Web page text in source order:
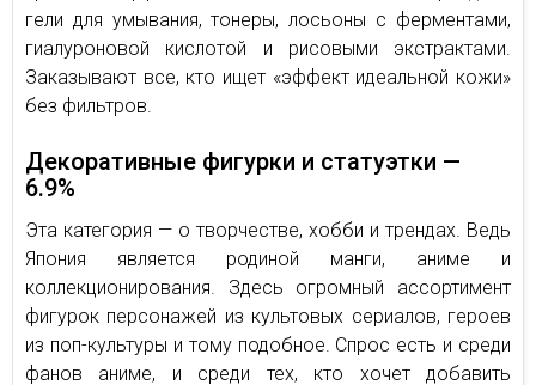
гели для умывания, тонеры, лосьоны с ферментами,
гиалуроновой кислотой и рисовыми экстрактами.
Заказывают все, кто ищет «эффект идеальной кожи»
без фильтров.
Декоративные фигурки и статуэтки —
6.9%
Эта категория — о творчестве, хобби и трендах. Ведь
Япония является родиной манги, аниме и
коллекционирования. Здесь огромный ассортимент
фигурок персонажей из культовых сериалов, героев
из поп-культуры и тому подобное. Спрос есть и среди
фанов аниме, и среди тех, кто хочет добавить